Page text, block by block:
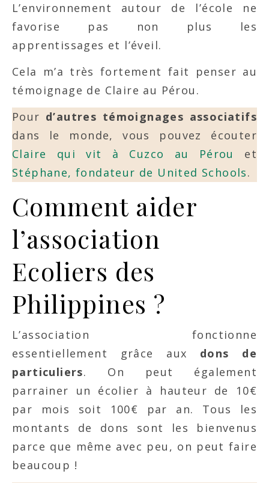
L’environnement autour de l’école ne
favorise pas non plus les
apprentissages et l’éveil.
Cela m’a très fortement fait penser au
témoignage de Claire au Pérou.
Pour d’autres témoignages associatifs
dans le monde, vous pouvez écouter
Claire qui vit à Cuzco au Pérou
et
Stéphane, fondateur de United Schools.
Comment aider
l’association
Ecoliers des
Philippines ?
L’association fonctionne
essentiellement grâce aux dons de
particuliers. On peut également
parrainer un écolier à hauteur de 10€
par mois soit 100€ par an. Tous les
montants de dons sont les bienvenus
parce que même avec peu, on peut faire
beaucoup !